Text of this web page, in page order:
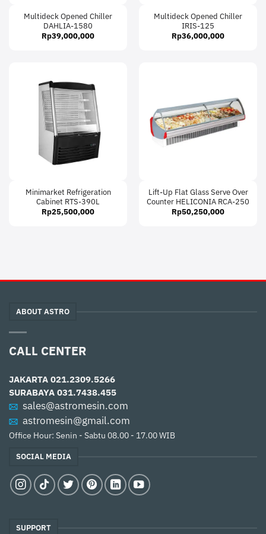
Multideck Opened Chiller
DAHLIA-1580
Rp39,000,000
Multideck Opened Chiller
IRIS-125
Rp36,000,000
Minimarket Refrigeration
Cabinet RTS-390L
Rp25,500,000
Lift-Up Flat Glass Serve Over
Counter HELICONIA RCA-250
Rp50,250,000
ABOUT ASTRO
CALL CENTER
JAKARTA 021.2309.5266
SURABAYA 031.7438.455
sales@astromesin.com
astromesin@gmail.com
Office Hour: Senin - Sabtu 08.00 - 17.00 WIB
SOCIAL MEDIA
SUPPORT